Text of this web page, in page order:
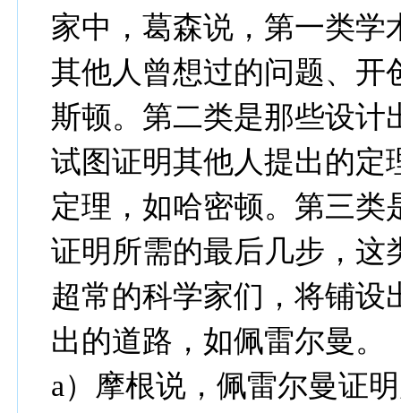
家中，葛森说，第一类学
其他人曾想过的问题、开
斯顿。第二类是那些设计
试图证明其他人提出的定
定理，如哈密顿。第三类
证明所需的最后几步，这
超常的科学家们，将铺设
出的道路，如佩雷尔曼。
a）摩根说，佩雷尔曼证